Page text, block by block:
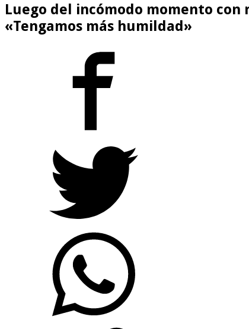
Luego del incómodo momento
«Tengamos más humildad»